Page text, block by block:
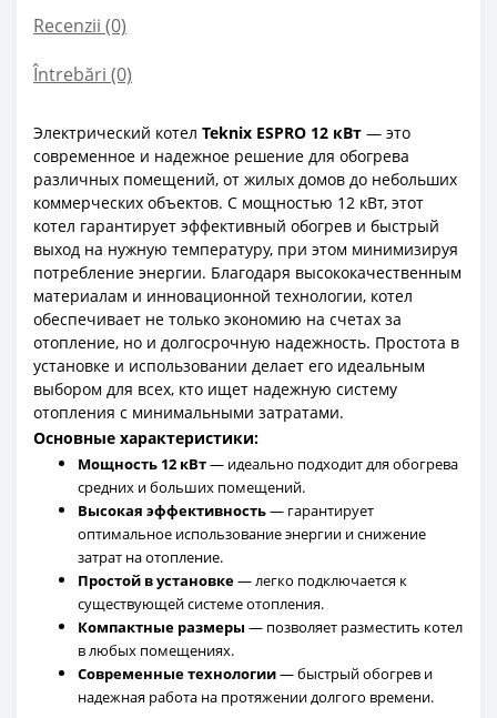
Recenzii (0)
Întrebări (0)
Электрический котел Teknix ESPRO 12 кВт — это
современное и надежное решение для обогрева
различных помещений, от жилых домов до небольших
коммерческих объектов. С мощностью 12 кВт, этот
котел гарантирует эффективный обогрев и быстрый
выход на нужную температуру, при этом минимизируя
потребление энергии. Благодаря высококачественным
материалам и инновационной технологии, котел
обеспечивает не только экономию на счетах за
отопление, но и долгосрочную надежность. Простота в
установке и использовании делает его идеальным
выбором для всех, кто ищет надежную систему
отопления с минимальными затратами.
Основные характеристики:
Мощность 12 кВт— идеально подходит для обогрева
средних и больших помещений.
Высокая эффективность— гарантирует
оптимальное использование энергии и снижение
затрат на отопление.
Простой в установке— легко подключается к
существующей системе отопления.
Компактные размеры — позволяет разместить котел
в любых помещениях.
Современные технологии— быстрый обогрев и
надежная работа на протяжении долгого времени.